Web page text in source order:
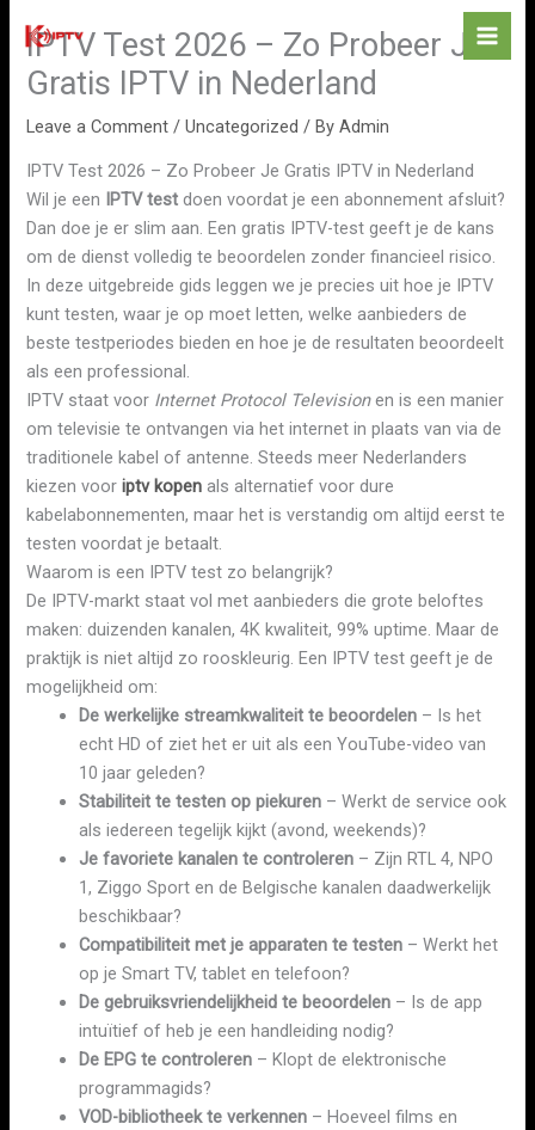
content
IPTV Test 2026 – Zo Probeer Je
Gratis IPTV in Nederland
Leave a Comment /Uncategorized / ByAdmin
IPTV Test 2026 – Zo Probeer Je Gratis IPTV in Nederland
Wil je een
IPTV test doen voordat je een abonnement afsluit?
Dan doe je er slim aan. Een gratis IPTV-test geeft je de kans
om de dienst volledig te beoordelen zonder financieel risico.
In deze uitgebreide gids leggen we je precies uit hoe je IPTV
kunt testen, waar je op moet letten, welke aanbieders de
beste testperiodes bieden en hoe je de resultaten beoordeelt
als een professional.
IPTV staat voor Internet Protocol Televisionen is een manier
om televisie te ontvangen via het internet in plaats van via de
traditionele kabel of antenne. Steeds meer Nederlanders
kiezen vooriptv kopen als alternatief voor dure
kabelabonnementen, maar het is verstandig om altijd eerst te
testen voordat je betaalt.
Waarom is een IPTV test zo belangrijk?
De IPTV-markt staat vol met aanbieders die grote beloftes
maken: duizenden kanalen, 4K kwaliteit, 99% uptime. Maar de
praktijk is niet altijd zo rooskleurig. Een IPTV test geeft je de
mogelijkheid om:
De werkelijke streamkwaliteit te beoordelen – Is het
echt HD of ziet het er uit als een YouTube-video van
10 jaar geleden?
Stabiliteit te testen op piekuren – Werkt de service ook
als iedereen tegelijk kijkt (avond, weekends)?
Je favoriete kanalen te controleren – Zijn RTL 4, NPO
1, Ziggo Sport en de Belgische kanalen daadwerkelijk
beschikbaar?
Compatibiliteit met je apparaten te testen – Werkt het
op je Smart TV, tablet en telefoon?
De gebruiksvriendelijkheid te beoordelen – Is de app
intuïtief of heb je een handleiding nodig?
De EPG te controleren – Klopt de elektronische
programmagids?
VOD-bibliotheek te verkennen – Hoeveel films en